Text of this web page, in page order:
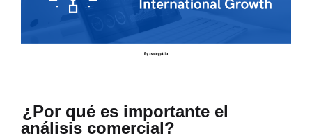
¿Por qué es importante el
análisis comercial?